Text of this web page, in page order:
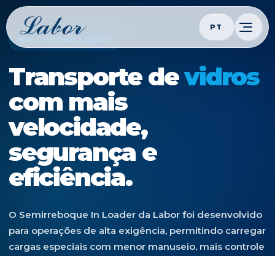
PT
Transporte devidros
com mais
velocidade,
segurança e
eficiência.
O Semirreboque In Loader da Labor foi desenvolvido
para operações de alta exigência, permitindo carregar
cargas especiais com menor manuseio, mais controle